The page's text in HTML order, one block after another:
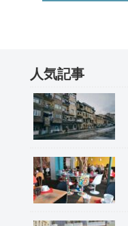
人気記事